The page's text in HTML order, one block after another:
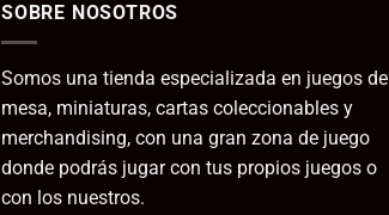
SOBRE NOSOTROS
Somos una tienda especializada en juegos de
mesa, miniaturas, cartas coleccionables y
merchandising, con una gran zona de juego
donde podrás jugar con tus propios juegos o
con los nuestros.